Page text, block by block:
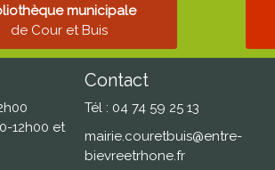
municipale
de Cour et Buis
12h00 et
Contact
Tél : 04 74 59 25 13
mairie.couretbuis@entre-
bievreetrhone.fr